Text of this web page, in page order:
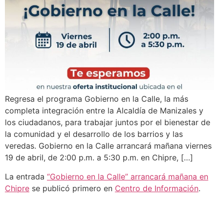
Regresa el programa Gobierno en la Calle, la más
completa integración entre la Alcaldía de Manizales y
los ciudadanos, para trabajar juntos por el bienestar de
la comunidad y el desarrollo de los barrios y las
veredas. Gobierno en la Calle arrancará mañana viernes
19 de abril, de 2:00 p.m. a 5:30 p.m. en Chipre, […]
La entrada “Gobierno en la Calle” arrancará mañana en
Chipre se publicó primero en Centro de Información.